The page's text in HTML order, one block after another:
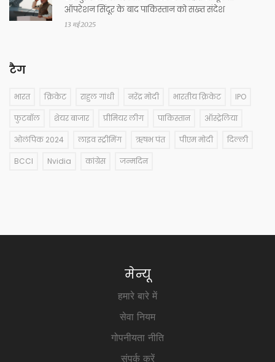
ऑपरेशन सिंदूर के बाद पाकिस्तान को सख्त संदेश
13 मई 2025
टैग
भारत क्रिकेट राहुल गांधी नरेंद्र मोदी भारतीय क्रिकेट IPO
फुटबॉल शेयर बाजार प्रीमियर लीग पाकिस्तान ऑस्ट्रेलिया
ओलंपिक 2024 लाइव स्ट्रीमिंग ऋषभ पंत पीएम मोदी दिल्ली
BCCI Nvidia कांग्रेस जन्मदिन
मेन्यू
हमारे बारे में
सेवा नियम
गोपनीयता नीति
संपर्क करें